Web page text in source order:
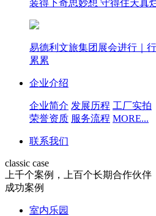
装得下奇思妙想 守得住天真
易德利文旅集团展会进行｜
累累
企业介绍
企业简介 发展历程 工厂实拍
荣誉资质 服务流程 MORE...
联系我们
classic case
上千个案例，上百个长期合作伙伴
成功案例
室内乐园